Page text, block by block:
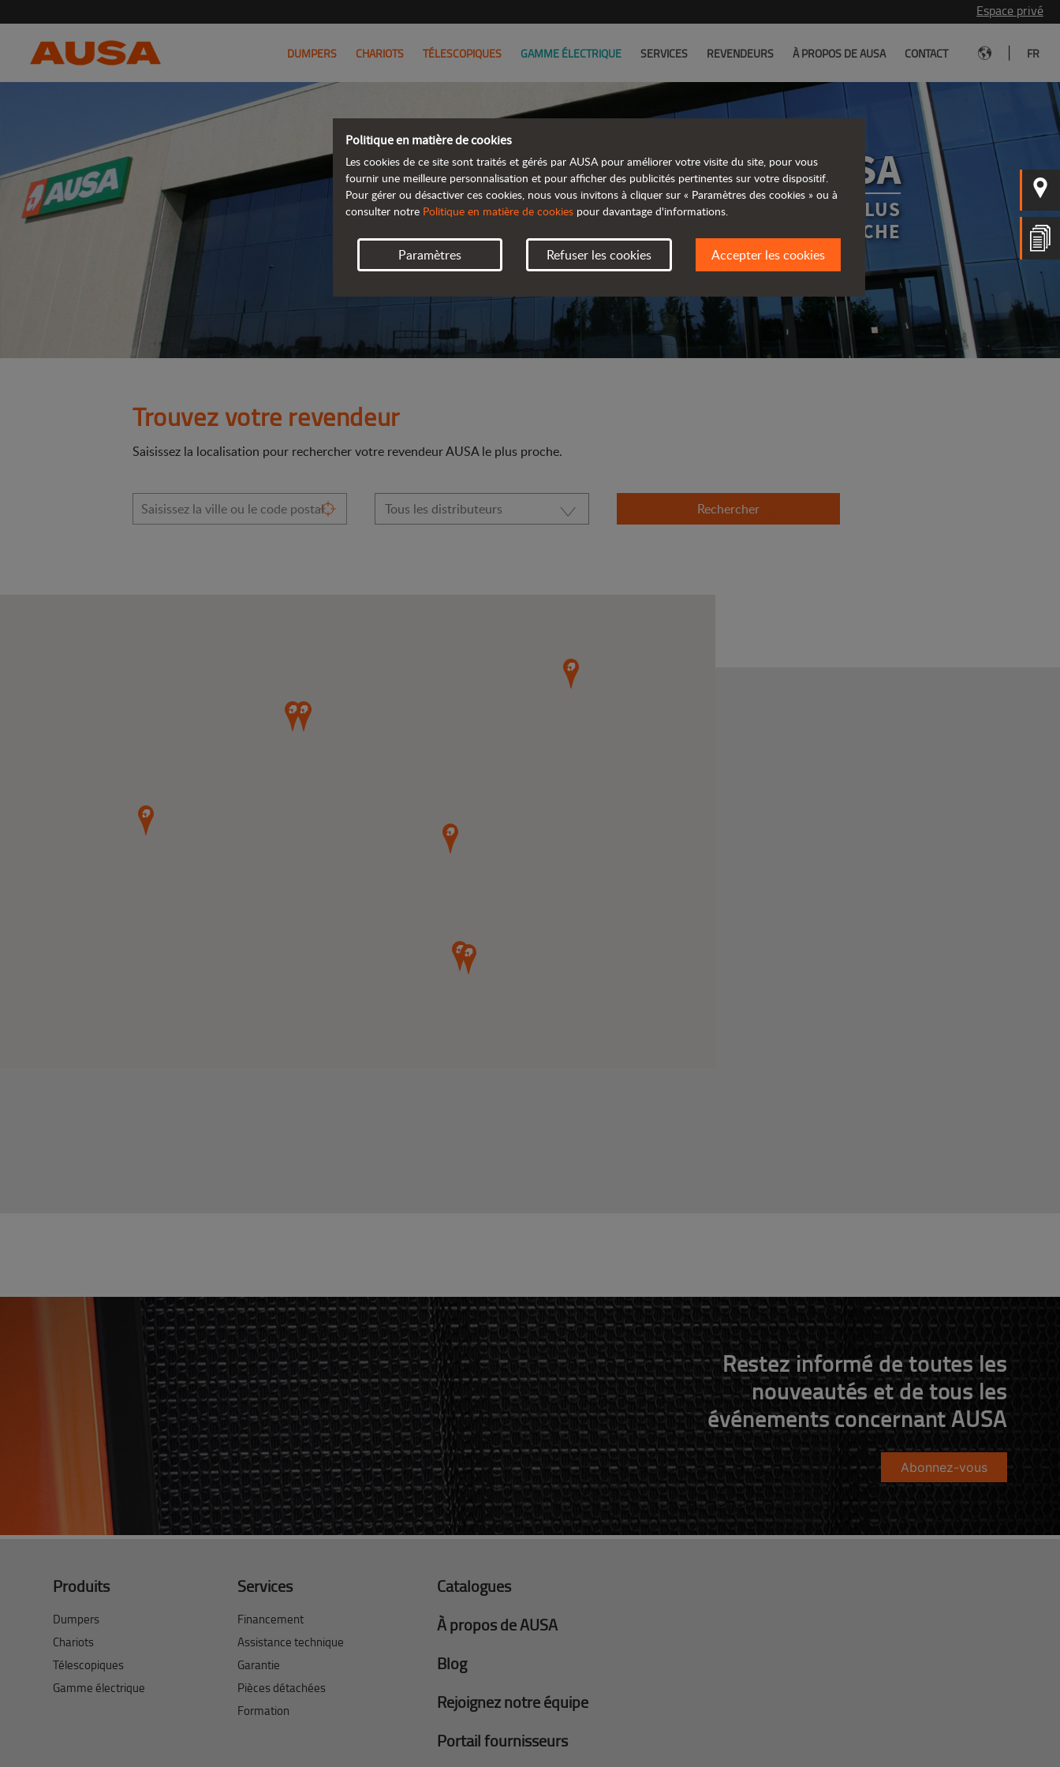
Espace privé
DUMPERS CHARIOTS TÉLESCOPIQUES GAMME ÉLECTRIQUE SERVICES REVENDEURS À PROPOS DE AUSA CONTACT FR
REVENDEURS AUSA
TROUVEZ VOTRE REVENDEUR LE PLUS
PROCHE
Trouvez votre revendeur
Saisissez la localisation pour rechercher votre revendeur AUSA le plus proche.
Rechercher
Restez informé de toutes les
nouveautés et de tous les
événements concernant AUSA
Abonnez-vous
Produits
Dumpers
Chariots
Télescopiques
Gamme électrique
Services
Financement
Assistance technique
Garantie
Pièces détachées
Formation
Catalogues
À propos de AUSA
Blog
Rejoignez notre équipe
Portail fournisseurs
Politique en matière de cookies
Les cookies de ce site sont traités et gérés par AUSA pour améliorer votre visite du site, pour vous
fournir une meilleure personnalisation et pour afficher des publicités pertinentes sur votre dispositif.
Pour gérer ou désactiver ces cookies, nous vous invitons à cliquer sur « Paramètres des cookies » ou à
consulter notre Politique en matière de cookies pour davantage d'informations.
Paramètres Refuser les cookies Accepter les cookies